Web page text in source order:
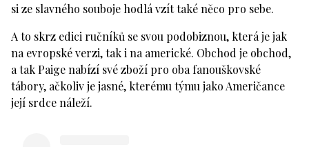
si ze slavného souboje hodlá vzít také něco pro sebe.
A to skrz edici ručníků se svou podobiznou, která je jak
na evropské verzi, tak i na americké. Obchod je obchod,
a tak Paige nabízí své zboží pro oba fanouškovské
tábory, ačkoliv je jasné, kterému týmu jako Američance
její srdce náleží.